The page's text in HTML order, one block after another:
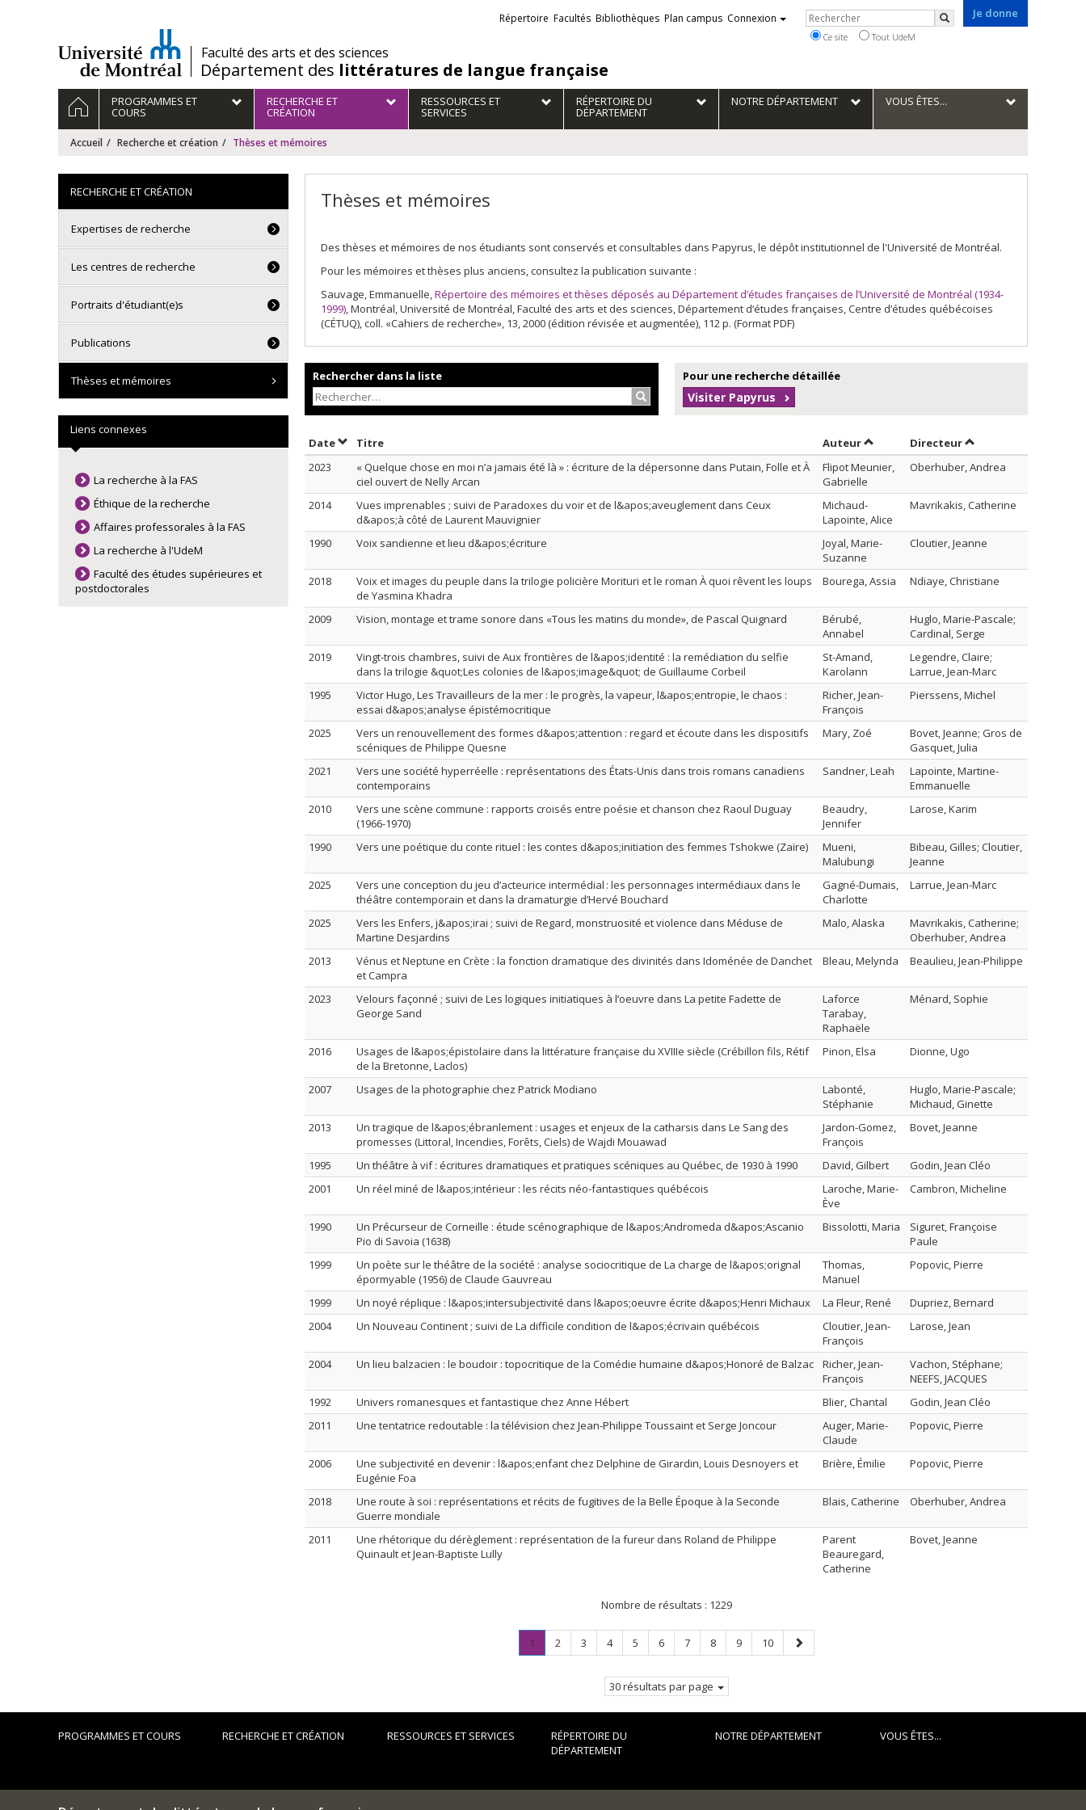
/Faculté des arts et des sciences
Département des littératures de langue française
Je donne
Liens
externes
Répertoire Facultés Bibliothèques Plan campus Connexion Rechercher
Rechercher
Ce site Tout UdeM
Navigation
principale
ACCUEILPROGRAMMES ET
COURS
RECHERCHE ET
CRÉATION
RESSOURCES ET
SERVICES
RÉPERTOIRE DU
DÉPARTEMENT
NOTRE DÉPARTEMENT VOUS ÊTES...
Accueil Recherche et création Thèses et mémoires
Thèses et mémoires
Des thèses et mémoires de nos étudiants sont conservés et consultables dans Papyrus, le dépôt institutionnel de l'Université de Montréal.
Pour les mémoires et thèses plus anciens, consultez la publication suivante :
Sauvage, Emmanuelle,Répertoire des mémoires et thèses déposés au Département d’études françaises de l’Université de Montréal (1934-
1999), Montréal, Université de Montréal, Faculté des arts et des sciences, Département d’études françaises, Centre d’études québécoises
(CÉTUQ), coll. «Cahiers de recherche», 13, 2000 (édition révisée et augmentée), 112 p. (Format PDF)
Rechercher dans la liste
Rechercher…
Pour une recherche détaillée
Visiter Papyrus
DateTrier par date en ordre décroissant
Titre AuteurTrier par auteur en ordre décroissant
Directeurpar contributeur en
2023
« Quelque chose en moi n’a jamais été là » : écriture de la dépersonne dans Putain, Folle et À
ciel ouvert de Nelly Arcan
Flipot Meunier,
Gabrielle
Oberhuber, Andrea
2014
Vues imprenables ; suivi de Paradoxes du voir et de l&apos;aveuglement dans Ceux
d&apos;à côté de Laurent Mauvignier
Michaud-
Lapointe, Alice
Mavrikakis, Catherine
1990 Voix sandienne et lieu d&apos;écriture
Joyal, Marie-
Suzanne
Cloutier, Jeanne
2018
Voix et images du peuple dans la trilogie policière Morituri et le roman À quoi rêvent les loups
de Yasmina Khadra
Bourega, Assia Ndiaye, Christiane
2009 Vision, montage et trame sonore dans «Tous les matins du monde», de Pascal Quignard
Bérubé,
Annabel
Huglo, Marie-Pascale;
Cardinal, Serge
2019
Vingt-trois chambres, suivi de Aux frontières de l&apos;identité : la remédiation du selfie
dans la trilogie &quot;Les colonies de l&apos;image&quot; de Guillaume Corbeil
St-Amand,
Karolann
Legendre, Claire;
Larrue, Jean-Marc
1995
Victor Hugo, Les Travailleurs de la mer : le progrès, la vapeur, l&apos;entropie, le chaos :
essai d&apos;analyse épistémocritique
Richer, Jean-
François
Pierssens, Michel
2025
Vers un renouvellement des formes d&apos;attention : regard et écoute dans les dispositifs
scéniques de Philippe Quesne
Mary, Zoé
Bovet, Jeanne; Gros de
Gasquet, Julia
2021
Vers une société hyperréelle : représentations des États-Unis dans trois romans canadiens
contemporains
Sandner, Leah
Lapointe, Martine-
Emmanuelle
2010
Vers une scène commune : rapports croisés entre poésie et chanson chez Raoul Duguay
(1966-1970)
Beaudry,
Jennifer
Larose, Karim
1990 Vers une poétique du conte rituel : les contes d&apos;initiation des femmes Tshokwe (Zaïre)
Mueni,
Malubungi
Bibeau, Gilles; Cloutier,
Jeanne
2025
Vers une conception du jeu d’acteurice intermédial : les personnages intermédiaux dans le
théâtre contemporain et dans la dramaturgie d’Hervé Bouchard
Gagné-Dumais,
Charlotte
Larrue, Jean-Marc
2025
Vers les Enfers, j&apos;irai ; suivi de Regard, monstruosité et violence dans Méduse de
Martine Desjardins
Malo, Alaska
Mavrikakis, Catherine;
Oberhuber, Andrea
2013
Vénus et Neptune en Crète : la fonction dramatique des divinités dans Idoménée de Danchet
et Campra
Bleau, Melynda Beaulieu, Jean-Philippe
2023
Velours façonné ; suivi de Les logiques initiatiques à l’oeuvre dans La petite Fadette de
George Sand
Laforce
Tarabay,
Raphaële
Ménard, Sophie
2016
Usages de l&apos;épistolaire dans la littérature française du XVIIIe siècle (Crébillon fils, Rétif
de la Bretonne, Laclos)
Pinon, Elsa Dionne, Ugo
2007 Usages de la photographie chez Patrick Modiano
Labonté,
Stéphanie
Huglo, Marie-Pascale;
Michaud, Ginette
2013
Un tragique de l&apos;ébranlement : usages et enjeux de la catharsis dans Le Sang des
promesses (Littoral, Incendies, Forêts, Ciels) de Wajdi Mouawad
Jardon-Gomez,
François
Bovet, Jeanne
1995 Un théâtre à vif : écritures dramatiques et pratiques scéniques au Québec, de 1930 à 1990 David, Gilbert
Godin, Jean Cléo
2001
Un réel miné de l&apos;intérieur : les récits néo-fantastiques québécois
Laroche, Marie-
Ève
Cambron, Micheline
1990
Un Précurseur de Corneille : étude scénographique de l&apos;Andromeda d&apos;Ascanio
Pio di Savoia (1638)
Bissolotti, Maria
Siguret, Françoise
Paule
1999
Un poète sur le théâtre de la société : analyse sociocritique de La charge de l&apos;orignal
épormyable (1956) de Claude Gauvreau
Thomas,
Manuel
Popovic, Pierre
1999 Un noyé réplique : l&apos;intersubjectivité dans l&apos;oeuvre écrite d&apos;Henri Michaux La Fleur, René
Dupriez, Bernard
2004
Un Nouveau Continent ; suivi de La difficile condition de l&apos;écrivain québécois
Cloutier, Jean-
François
Larose, Jean
2004 Un lieu balzacien : le boudoir : topocritique de la Comédie humaine d&apos;Honoré de Balzac
Richer, Jean-
François
Vachon, Stéphane;
NEEFS, JACQUES
1992
Univers romanesques et fantastique chez Anne Hébert Blier, Chantal
Godin, Jean Cléo
2011
Une tentatrice redoutable : la télévision chez Jean-Philippe Toussaint et Serge Joncour
Auger, Marie-
Claude
Popovic, Pierre
2006
Une subjectivité en devenir : l&apos;enfant chez Delphine de Girardin, Louis Desnoyers et
Eugénie Foa
Brière, Émilie Popovic, Pierre
2018
Une route à soi : représentations et récits de fugitives de la Belle Époque à la Seconde
Guerre mondiale
Blais, Catherine Oberhuber, Andrea
2011
Une rhétorique du dérèglement : représentation de la fureur dans Roland de Philippe
Quinault et Jean-Baptiste Lully
Parent
Beauregard,
Catherine
Bovet, Jeanne
Nombre de résultats : 1229
Page
1
Page
Page
2 Page
3 Page
4 Page
5 Page
6 Page
7 Page
8 Page
9 Page
10
Page
suivante
30 résultats par page
RECHERCHE ET CRÉATION
Expertises de recherche
Les centres de recherche
Portraits d'étudiant(e)s
Publications
Thèses et mémoires
Liens connexes
La recherche à la FAS
Éthique de la recherche
Affaires professorales à la FAS
La recherche à l'UdeM
Faculté des études supérieures et
postdoctorales
PROGRAMMES ET COURS RECHERCHE ET CRÉATION RESSOURCES ET SERVICES
RÉPERTOIRE DU
DÉPARTEMENT
NOTRE DÉPARTEMENT VOUS ÊTES...